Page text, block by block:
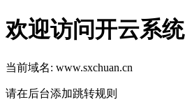
欢迎访问开云系统
当前域名: www.sxchuan.cn
请在后台添加跳转规则